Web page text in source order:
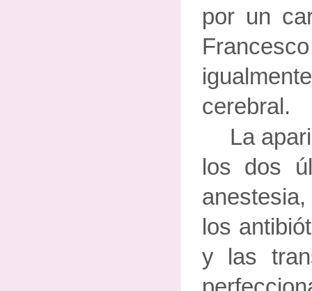
por un
cerebral.
La
los dos
los
y las